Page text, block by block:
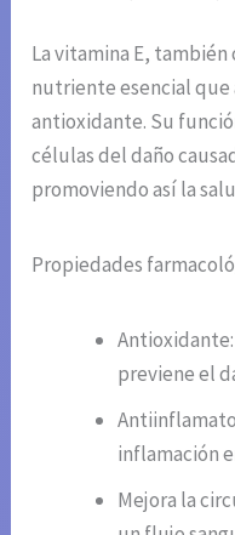
La vitamina E,
nutriente esencial
antioxidante. Su
células del daño
promoviendo así la
Propiedades
previene el
inflamación
Mejora la